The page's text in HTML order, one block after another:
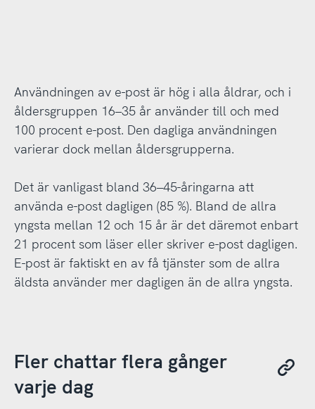
Användningen av e-post är hög i alla åldrar, och i
åldersgruppen 16–35 år använder till och med
100 procent e-post. Den dagliga användningen
varierar dock mellan åldersgrupperna.
Det är vanligast bland 36–45-åringarna att
använda e-post dagligen (85 %). Bland de allra
yngsta mellan 12 och 15 år är det däremot enbart
21 procent som läser eller skriver e-post dagligen.
E-post är faktiskt en av få tjänster som de allra
äldsta använder mer dagligen än de allra yngsta.
Fler chattar flera gånger
varje dag